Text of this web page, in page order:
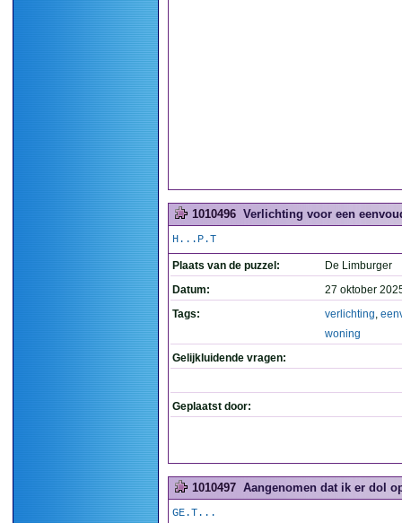
1010496 Verlichting voor een
H...P.T
Plaats van de puzzel:
De Limburger
Datum:
27 oktober
Tags:
verlichting,
woning
Gelijkluidende vragen:
Geplaatst door:
1010497 Aangenomen dat ik er dol
GE.T...